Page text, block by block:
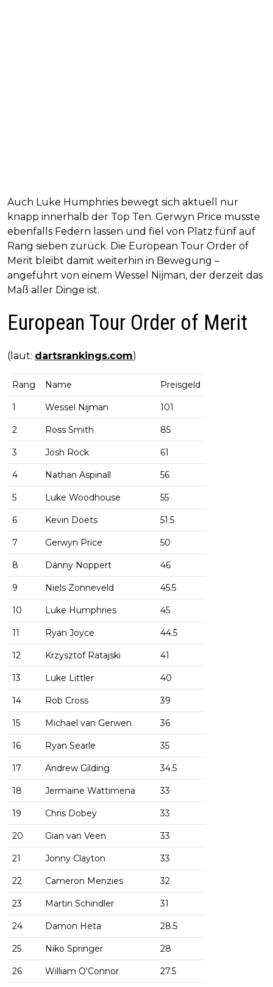
Auch Luke Humphries bewegt sich aktuell nur
knapp innerhalb der Top Ten. Gerwyn Price musste
ebenfalls Federn lassen und fiel von Platz fünf auf
Rang sieben zurück. Die European Tour Order of
Merit bleibt damit weiterhin in Bewegung –
angeführt von einem Wessel Nijman, der derzeit das
Maß aller Dinge ist.
European Tour Order of Merit
(laut: dartsrankings.com)
Rang Name Preisgeld
1 Wessel Nijman 101
2 Ross Smith 85
3 Josh Rock 61
4 Nathan Aspinall 56
5 Luke Woodhouse 55
6 Kevin Doets 51.5
7 Gerwyn Price 50
8 Danny Noppert 46
9 Niels Zonneveld 45.5
10 Luke Humphries 45
11 Ryan Joyce 44.5
12 Krzysztof Ratajski 41
13 Luke Littler 40
14 Rob Cross 39
15 Michael van Gerwen 36
16 Ryan Searle 35
17 Andrew Gilding 34.5
18 Jermaine Wattimena 33
19 Chris Dobey 33
20 Gian van Veen 33
21 Jonny Clayton 33
22 Cameron Menzies 32
23 Martin Schindler 31
24 Damon Heta 28.5
25 Niko Springer 28
26 William O'Connor 27.5